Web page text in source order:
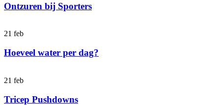
Ontzuren bij Sporters
21 feb
Hoeveel water per dag?
21 feb
Tricep Pushdowns